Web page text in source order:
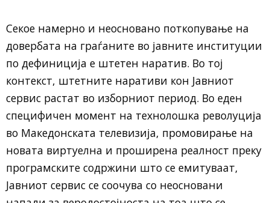
Секое намерно и неосновано поткопување на
довербата на граѓаните во јавните институции
по дефиниција е штетен наратив. Во тој
контекст, штетните наративи кон Јавниот
сервис растат во изборниот период. Во еден
специфичен момент на технолошка револуција
во Македонската телевизија, промовирање на
новата виртуелна и проширена реалност преку
програмските содржини што се емитуваат,
Јавниот сервис се соочува со неосновани